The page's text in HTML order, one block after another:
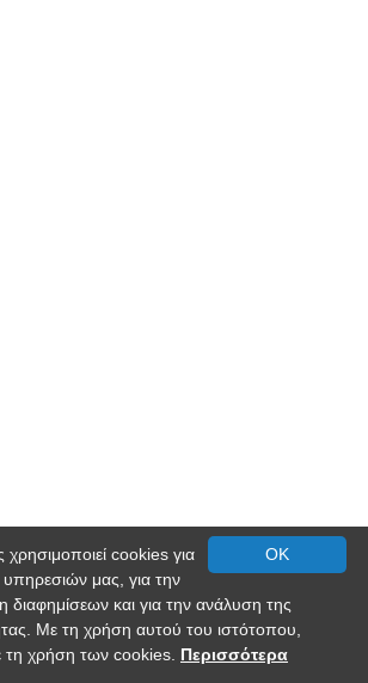
OK
cookies για
μας, για την
διαφημίσεων και για την ανάλυση της
Με τη χρήση αυτού του ιστότοπου,
τη χρήση των cookies. Περισσότερα